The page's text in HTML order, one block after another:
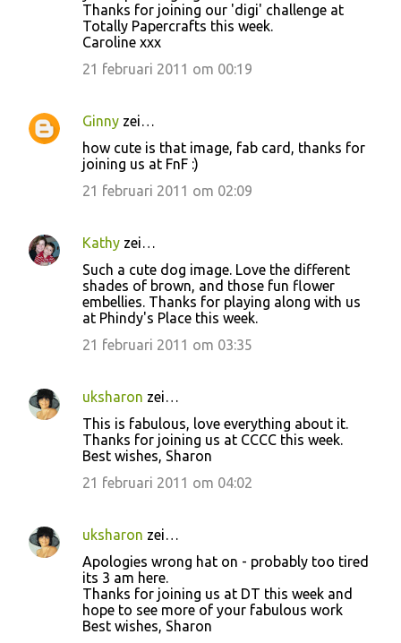
Thanks for joining our 'digi' challenge at
Totally Papercrafts this week.
Caroline xxx
21 februari 2011 om 00:19
Ginny zei…
how cute is that image, fab card, thanks for
joining us at FnF :)
21 februari 2011 om 02:09
Kathy zei…
Such a cute dog image. Love the different
shades of brown, and those fun flower
embellies. Thanks for playing along with us
at Phindy's Place this week.
21 februari 2011 om 03:35
uksharon zei…
This is fabulous, love everything about it.
Thanks for joining us at CCCC this week.
Best wishes, Sharon
21 februari 2011 om 04:02
uksharon zei…
Apologies wrong hat on - probably too tired
its 3 am here.
Thanks for joining us at DT this week and
hope to see more of your fabulous work
Best wishes, Sharon